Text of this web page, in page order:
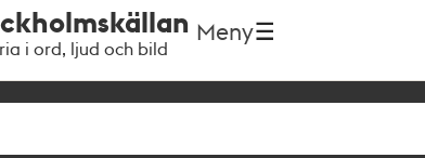
i ord, ljud och bild
Meny